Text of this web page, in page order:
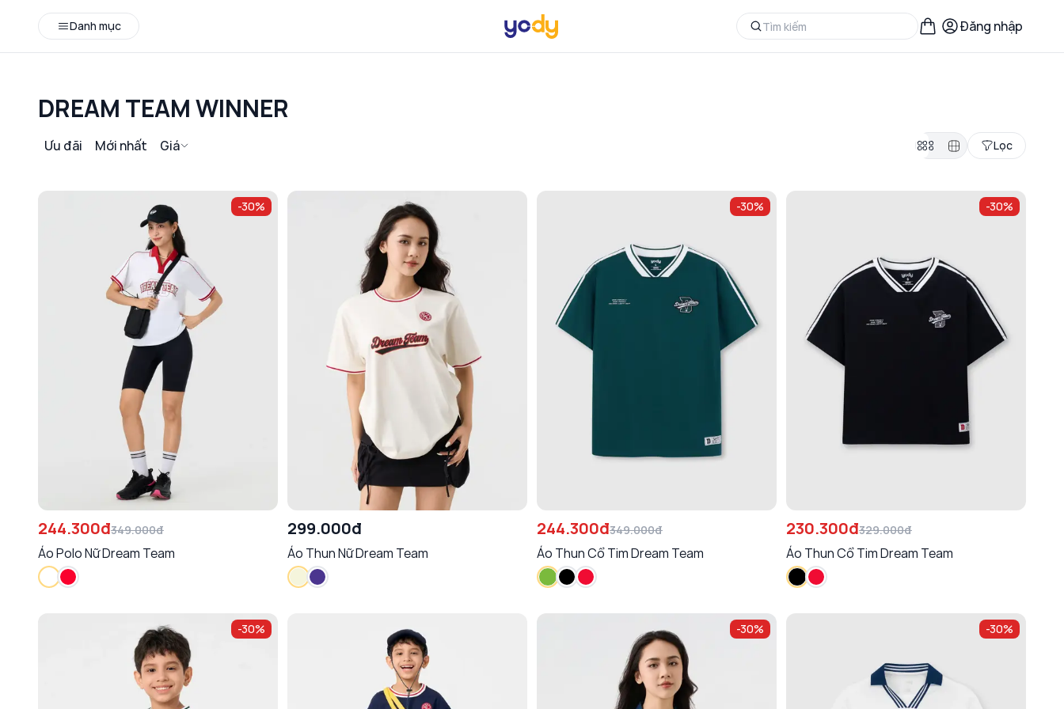
Danh mục Đăng nhập
DREAM TEAM WINNER
Ưu đãi Mới nhất Giá Lọc
-30%
244.300đ349.000đ
Áo Polo Nữ Dream Team
299.000đ
Áo Thun Nữ Dream Team
-30%
244.300đ349.000đ
Áo Thun Cổ Tim Dream Team
-30%
230.300đ329.000đ
Áo Thun Cổ Tim Dream Team
-30% -30% -30%